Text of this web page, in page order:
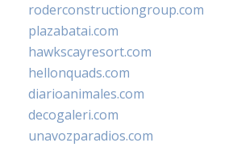
roderconstructiongroup.com
plazabatai.com
hawkscayresort.com
hellonquads.com
diarioanimales.com
decogaleri.com
unavozparadios.com